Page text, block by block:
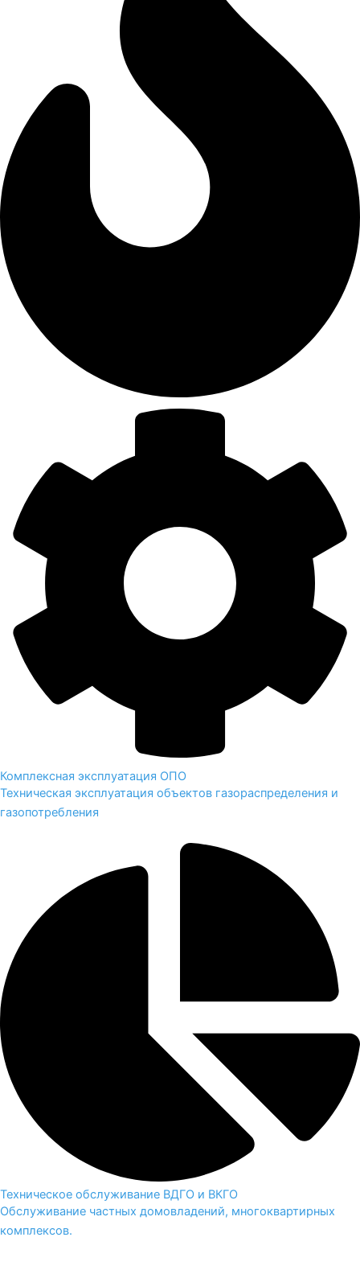
Комплексная эксплуатация ОПО
Техническая эксплуатация объектов газораспределения и
газопотребления
Техническое обслуживание ВДГО и ВКГО
Обслуживание частных домовладений, многоквартирных
комплексов.